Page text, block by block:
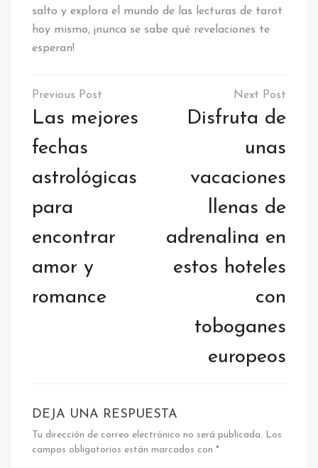
salto y explora el mundo de las lecturas de tarot
hoy mismo, ¡nunca se sabe qué revelaciones te
esperan!
Navegación
de
entradas
Las mejores
fechas
astrológicas
para
encontrar
amor y
romance
Disfruta de
unas
vacaciones
llenas de
adrenalina en
estos hoteles
con
toboganes
europeos
DEJA UNA RESPUESTA
Tu dirección de correo electrónico no será publicada. Los
campos obligatorios están marcados con *